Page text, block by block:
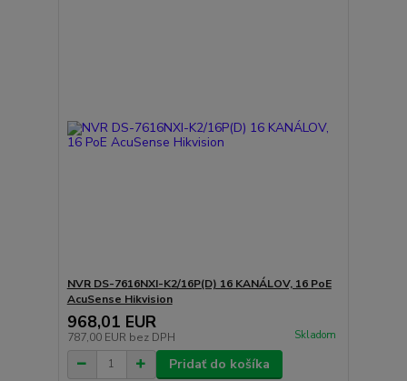
NVR DS-7616NXI-K2/16P(D) 16 KANÁLOV, 16 PoE
AcuSense Hikvision
968,01 EUR
787,00 EUR bez DPH Skladom
Pridať do košíka